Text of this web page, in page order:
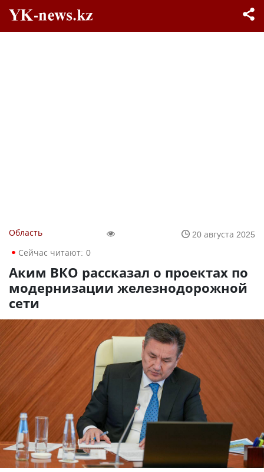
Область
20 августа 2025
Сейчас читают: 0
Аким ВКО рассказал о проектах по
модернизации железнодорожной
сети